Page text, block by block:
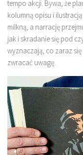
tempo akcji. Bywa, że
kolumną opisu i
milkną, a narrację
jak i skradanie się pod
wyznaczają, co zaraz
zwracać uwagę.